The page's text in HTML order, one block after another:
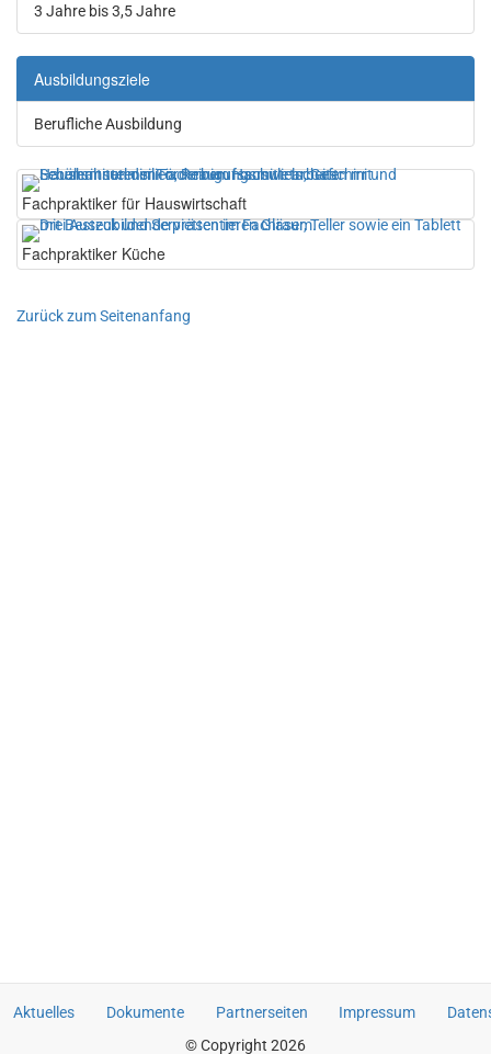
3 Jahre bis 3,5 Jahre
Ausbildungsziele
Berufliche Ausbildung
Show larger version for:
Fachpraktiker für Hauswirtschaft
Show larger version for:
Fachpraktiker Küche
Zurück zum Seitenanfang
Aktuelles Dokumente Partnerseiten Impressum
© Copyright 2026